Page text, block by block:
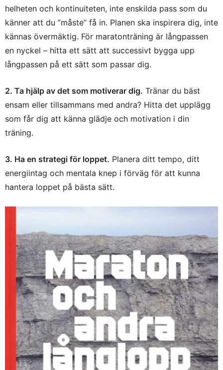
helheten och kontinuiteten, inte enskilda pass som du
känner att du ”måste” få in. Planen ska inspirera dig, inte
kännas övermäktig. För maratonträning är långpassen
en nyckel – hitta ett sätt att successivt bygga upp
långpassen på ett sätt som passar dig.
2. Ta hjälp av det som motiverar dig. Tränar du bäst
ensam eller tillsammans med andra? Hitta det upplägg
som får dig att känna glädje och motivation i din
träning.
3. Ha en strategi för loppet. Planera ditt tempo, ditt
energiintag och mentala knep i förväg för att kunna
hantera loppet på bästa sätt.